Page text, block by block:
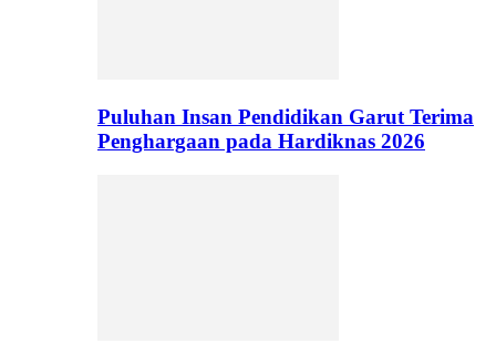
Puluhan Insan Pendidikan Garut Terima
Penghargaan pada Hardiknas 2026